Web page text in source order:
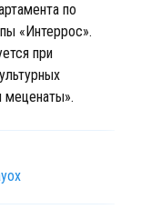
по
«Интеррос».
при
меценаты».